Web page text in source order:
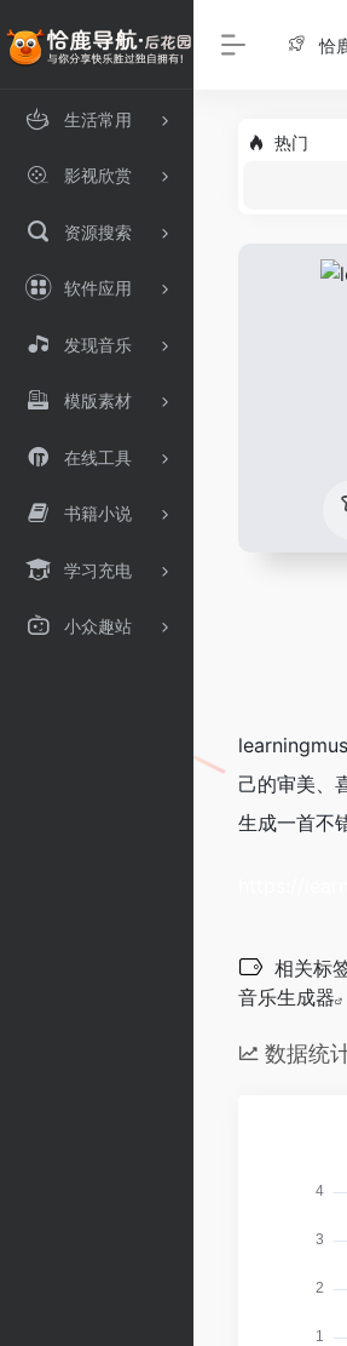
生活常用
影视欣赏
资源搜索
软件应用
发现音乐
模版素材
在线工具
书籍小说
学习充电
小众趣站
恰
热门
己的审美、
生成一首不
相关标
音乐生成器
数据统